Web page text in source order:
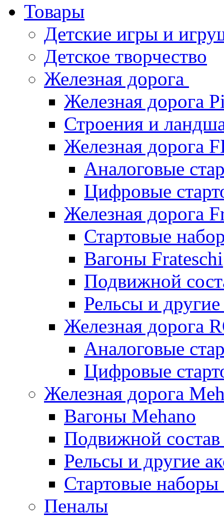
Товары
Детские игры и
Детское творчество
Железная дорога
Железная дорога
Строения и
Железная дорога
Аналоговые
Цифровые
Железная дорога
Стартовые
Вагоны Frateschi
Подвижной
Рельсы и
Железная дорога
Аналоговые
Цифровые
Железная дорога
Вагоны Mehano
Подвижной
Рельсы и другие
Стартовые
Пеналы